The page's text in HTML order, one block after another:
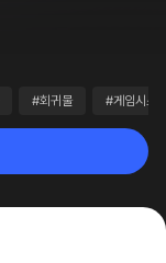
#회귀물 #게임시스